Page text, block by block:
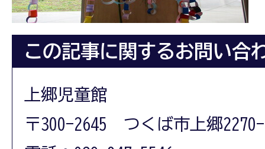
この記事に関するお問い合
上郷児童館
〒300-2645 つくば市上郷